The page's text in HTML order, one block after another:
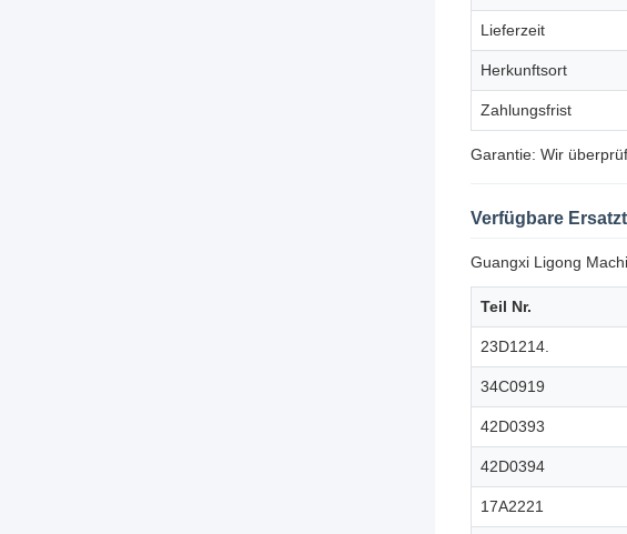
Lieferzeit
Herkunftsort
Zahlungsfrist
Garantie: Wir
Verfügbare
Guangxi Ligong
Teil Nr.
23D1214.
34C0919
42D0393
42D0394
17A2221